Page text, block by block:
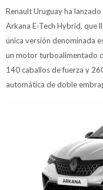
Renault Uruguay ha
Arkana E-Tech Hybrid, que
única versión denominada
un motor turboalimentado
140 caballos de fuerza y
automática de doble